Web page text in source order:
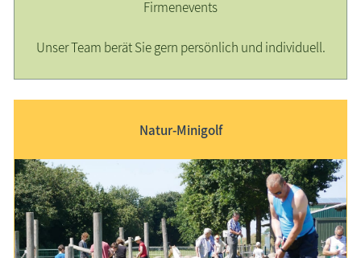
Firmenevents
Unser Team berät Sie gern persönlich und individuell.
Natur-Minigolf